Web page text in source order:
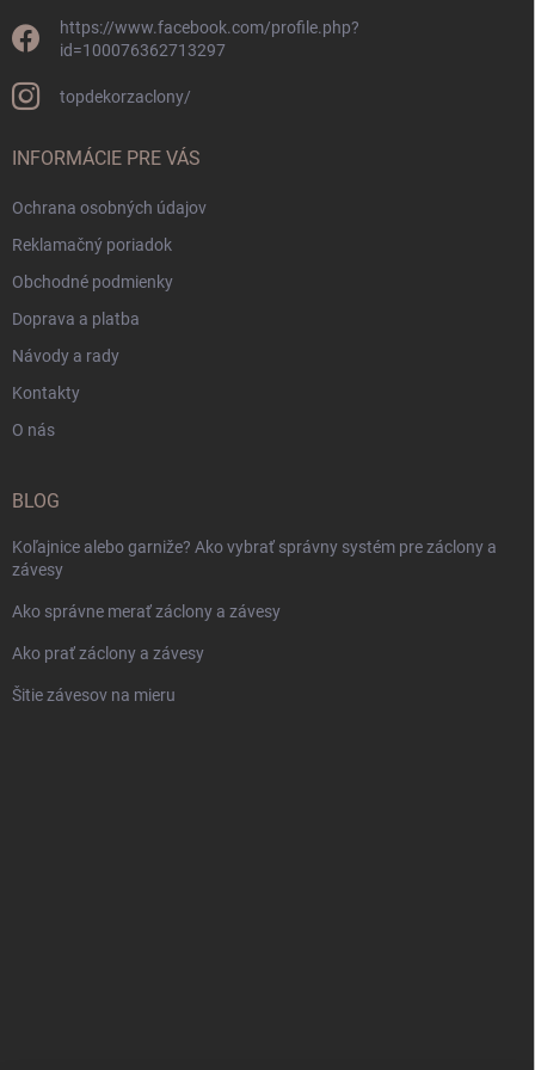
https://www.facebook.com/profile.php?
id=100076362713297
topdekorzaclony/
INFORMÁCIE PRE VÁS
Ochrana osobných údajov
Reklamačný poriadok
Obchodné podmienky
Doprava a platba
Návody a rady
Kontakty
O nás
BLOG
Koľajnice alebo garniže? Ako vybrať správny systém pre záclony a
závesy
Ako správne merať záclony a závesy
Ako prať záclony a závesy
Šitie závesov na mieru